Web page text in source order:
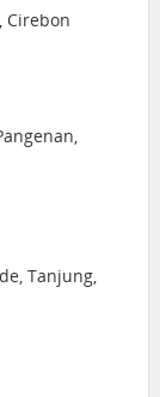
Cirebon
Tanjung,